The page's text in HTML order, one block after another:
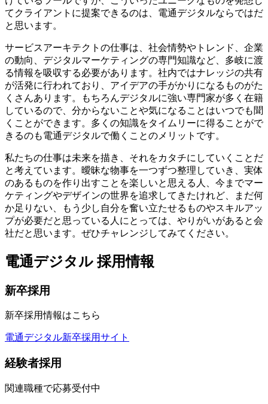
てクライアントに提案できるのは、電通デジタルならではだ
と思います。
サービスアーキテクトの仕事は、社会情勢やトレンド、企業
の動向、デジタルマーケティングの専門知識など、多岐に渡
る情報を吸収する必要があります。社内ではナレッジの共有
が活発に行われており、アイデアの手がかりになるものがた
くさんあります。もちろんデジタルに強い専門家が多く在籍
しているので、分からないことや気になることはいつでも聞
くことができます。多くの知識をタイムリーに得ることがで
きるのも電通デジタルで働くことのメリットです。
私たちの仕事は未来を描き、それをカタチにしていくことだ
と考えています。曖昧な物事を一つずつ整理していき、実体
のあるものを作り出すことを楽しいと思える人、今までマー
ケティングやデザインの世界を追求してきたけれど、まだ何
か足りない、もう少し自分を奮い立たせるものやスキルアッ
プが必要だと思っている人にとっては、やりがいがあると会
社だと思います。ぜひチャレンジしてみてください。
電通デジタル 採用情報
新卒採用
新卒採用情報はこちら
電通デジタル新卒採用サイト
経験者採用
関連職種で応募受付中